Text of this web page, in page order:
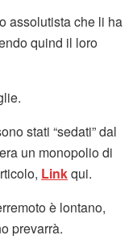
assolutista che li ha
quind il loro
stati “sedati” dal
un monopolio di
Linkqui.
è lontano,
prevarrà.